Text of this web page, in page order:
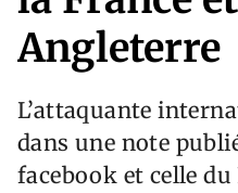
Angleterre
L’attaquante
dans une note
facebook et celle du